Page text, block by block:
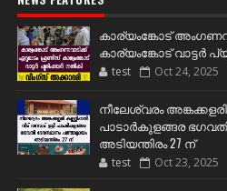
കാര്യംങ്കോട്
കാര്യംങ്കോട് വാട്ടർ
test Oct 24, 2025
നീലേശ്വരം
പാടാർകുളങ്ങര
അടിയന്തിരം 27 ന്
test Oct 23, 2025